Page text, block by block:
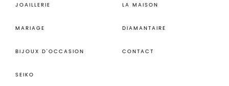
JOAILLERIE
MARIAGE
BIJOUX D’OCCASION
SEIKO
LA MAISON
DIAMANTAIRE
CONTACT